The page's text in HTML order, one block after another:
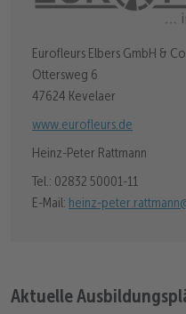
Eurofleurs Elbers GmbH &
Ottersweg 6
47624 Kevelaer
www.eurofleurs.de
Heinz-Peter Rattmann
Tel.: 02832 50001-11
E-Mail: heinz-
Aktuelle